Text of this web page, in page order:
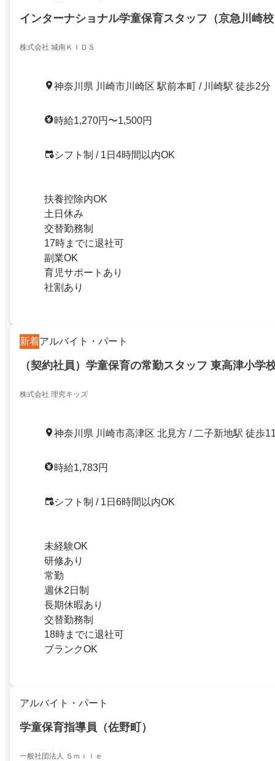
インターナショナル学童保育スタッフ（京急川崎
株式会社 城南ＫＩＤＳ
神奈川県 川崎市川崎区 駅前本町 / 川崎駅 徒歩2分
時給1,270円〜1,500円
シフト制 / 1日4時間以内OK
扶養控除内OK
土日休み
交替勤務制
17時までに退社可
副業OK
育児サポートあり
社割あり
新着アルバイト・パート
（契約社員）学童保育の常勤スタッフ 東高津小学
株式会社 理究キッズ
神奈川県 川崎市高津区 北見方 / 二子新地駅 徒歩
時給1,783円
シフト制 / 1日6時間以内OK
未経験OK
研修あり
常勤
週休2日制
長期休暇あり
交替勤務制
18時までに退社可
ブランクOK
アルバイト・パート
学童保育指導員（佐野町）
一般社団法人 Ｓｍｉｌｅ